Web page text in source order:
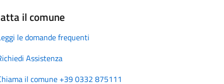
il comune
le domande frequenti
Assistenza
il comune +39 0332 875111